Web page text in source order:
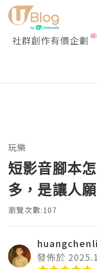
社群創作有價企劃
玩樂
短影音腳本
多，是讓人
瀏覽次數:107
huangchenli
發佈於